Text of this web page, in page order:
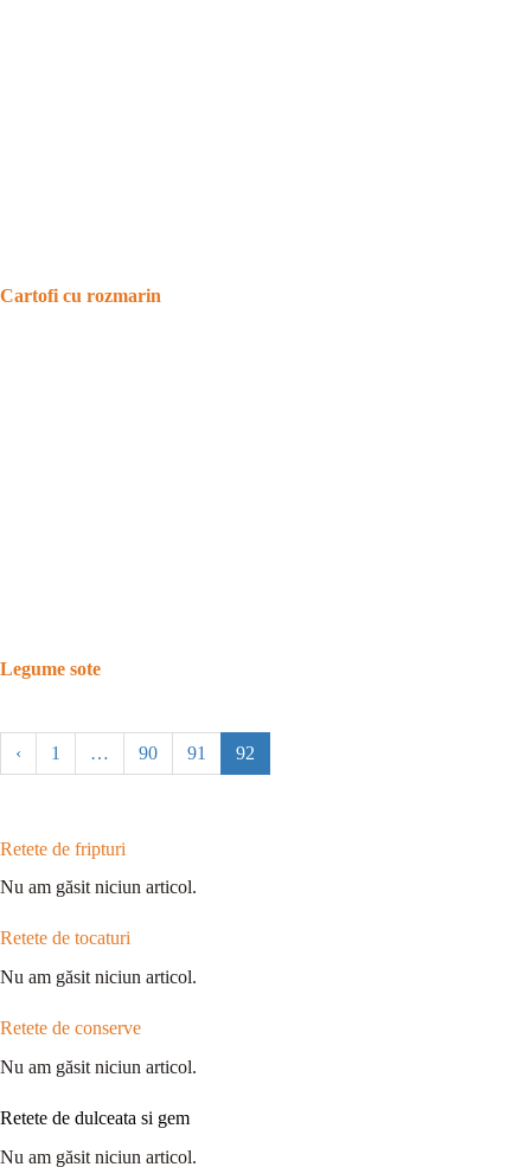
Cartofi cu rozmarin
Legume sote
‹ 1 … 90 91 92
Retete de fripturi
Nu am găsit niciun articol.
Retete de tocaturi
Nu am găsit niciun articol.
Retete de conserve
Nu am găsit niciun articol.
Retete de dulceata si gem
Nu am găsit niciun articol.